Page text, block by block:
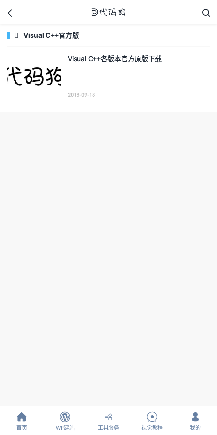

 
 Visual C++官方版
Visual C++各版本官方原版下载
2018-09-18

首页

WP建站

工具服务

视觉教程

我的